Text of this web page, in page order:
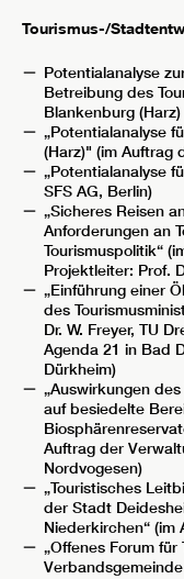
Tourismus-/
Potentialanalyse
Betreibung des
Blankenburg
„Potentialanalyse
(Harz)" (im Auftrag
„Potentialanalyse
SFS AG, Berlin)
„Sicheres Reisen
Anforderungen an
Tourismuspolitik“
Projektleiter: Prof.
„Einführung einer
des
Dr. W. Freyer, TU
Agenda 21 in Bad
Dürkheim)
„Auswirkungen
auf besiedelte
Auftrag der
Nordvogesen)
„Touristisches
der Stadt
Niederkirchen“ (im
„Offenes Forum für